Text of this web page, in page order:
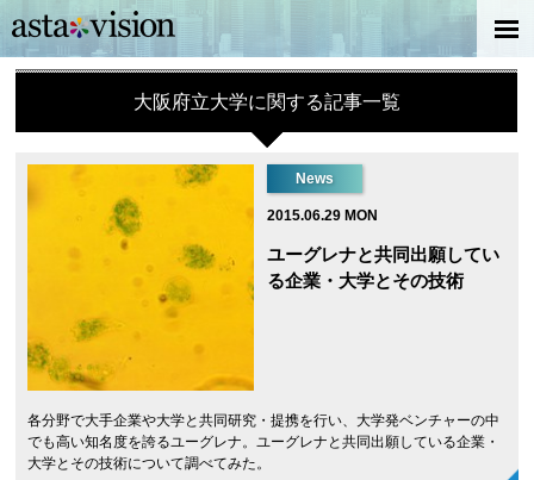
大阪府立大学に関する記事一覧
News
2015.06.29 MON
ユーグレナと共同出願してい
る企業・大学とその技術
各分野で大手企業や大学と共同研究・提携を行い、大学発ベンチャーの中
でも高い知名度を誇るユーグレナ。ユーグレナと共同出願している企業・
大学とその技術について調べてみた。